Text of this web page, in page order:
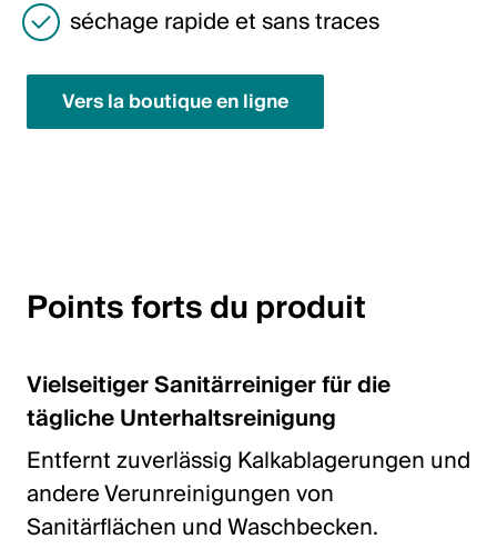
English
Suède
Svenska
Polski
séchage rapide et sans traces
Vers la boutique en ligne
Points forts du produit
Vielseitiger Sanitärreiniger für die
tägliche Unterhaltsreinigung
Entfernt zuverlässig Kalkablagerungen und
andere Verunreinigungen von
Sanitärflächen und Waschbecken.